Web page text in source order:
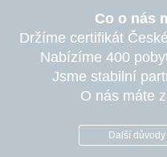
Co o nás
Držíme certifikát
Nabízíme 400
Jsme stabilní
O nás máte
Další